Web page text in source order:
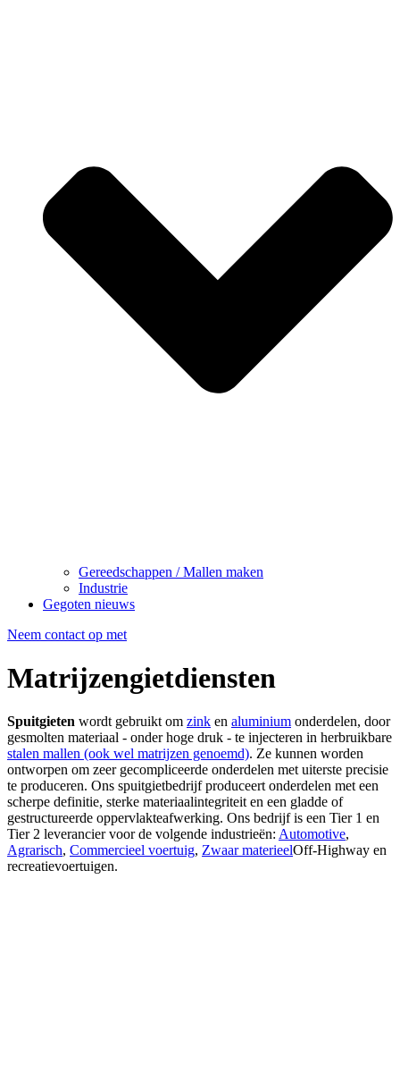
Gereedschappen / Mallen maken
Industrie
Gegoten nieuws
Neem contact op met
Matrijzengietdiensten
Spuitgieten wordt gebruikt om zink en aluminium onderdelen, door
gesmolten materiaal - onder hoge druk - te injecteren in herbruikbare
stalen mallen (ook wel matrijzen genoemd). Ze kunnen worden
ontworpen om zeer gecompliceerde onderdelen met uiterste precisie
te produceren. Ons spuitgietbedrijf produceert onderdelen met een
scherpe definitie, sterke materiaalintegriteit en een gladde of
gestructureerde oppervlakteafwerking. Ons bedrijf is een Tier 1 en
Tier 2 leverancier voor de volgende industrieën: Automotive,
Agrarisch, Commercieel voertuig, Zwaar materieelOff-Highway en
recreatievoertuigen.